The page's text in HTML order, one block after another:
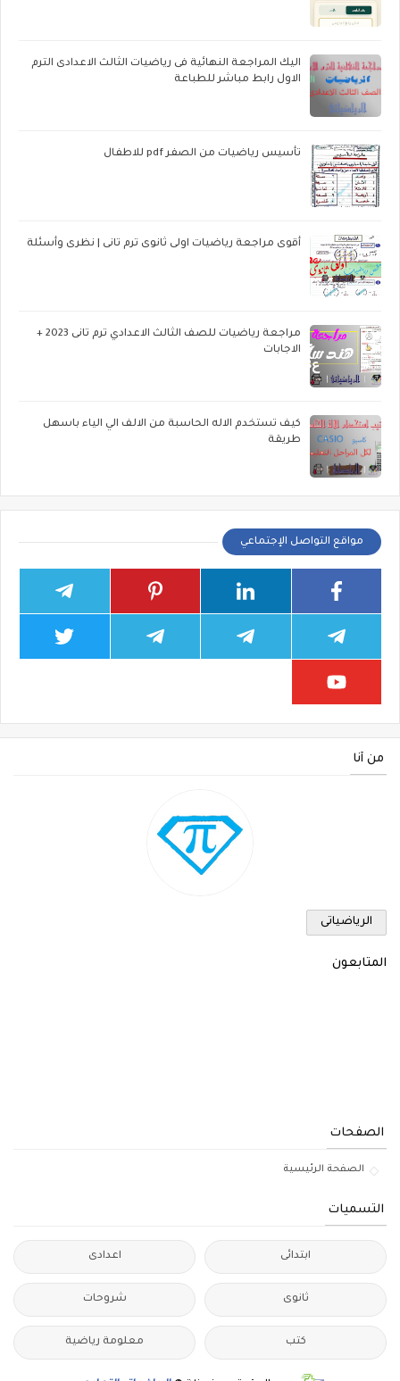
اليك المراجعة النهائية فى رياضيات الثالث الاعدادى الترم
الاول رابط مباشر للطباعة
تأسيس رياضيات من الصفر pdf للاطفال
أقوى مراجعة رياضيات اولى ثانوى ترم تانى | نظرى وأسئلة
مراجعة رياضيات للصف الثالث الاعدادي ترم تانى 2023 +
الاجابات
كيف تستخدم الاله الحاسبة من الالف الي الياء باسهل
طريقة
مواقع التواصل الإجتماعي
من أنا
الرياضياتى
المتابعون
الصفحات
الصفحة الرئيسية
التسميات
ابتدائى اعدادى
ثانوى شروحات
كتب معلومة رياضية